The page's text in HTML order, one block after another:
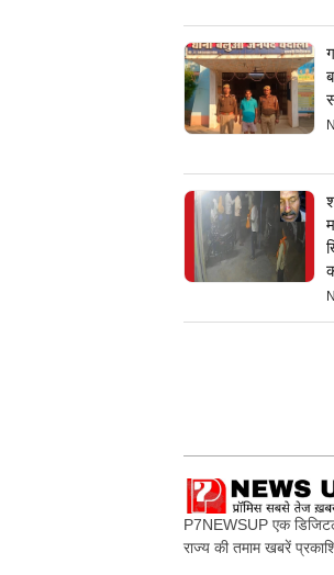
P7NEWSUP एक
राज्य की तमाम खबरें